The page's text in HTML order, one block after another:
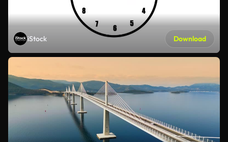
iStock Download